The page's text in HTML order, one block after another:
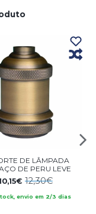
DE LÂMPADA
DE PERU LEVE
12,30€
envio em 2/3 dias